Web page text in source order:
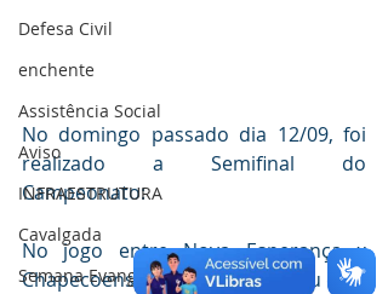
Defesa Civil
enchente
Assistência Social
Aviso
INFRAESTRUTURA
Cavalgada
Semana Evangélica
No domingo passado dia 12/09, foi
realizado a Semifinal do
Campeonato:
No jogo entre Nova Esperança x
Chapecoense, Chapecoense saiu com